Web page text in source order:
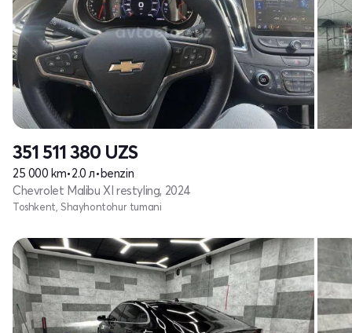
351 511 380 UZS
25 000 km•2.0 л•benzin
Chevrolet Malibu XI restyling, 2024
Toshkent, Shayhontohur tumani